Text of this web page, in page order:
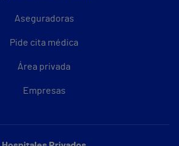
Aseguradoras
Pide cita médica
Área privada
Empresas